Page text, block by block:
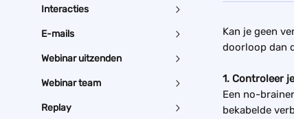
Interacties
E-mails
Webinar uitzenden
Webinar team
Replay
Kan je geen
doorloop dan
1. Controleer
Een no-
bekabelde